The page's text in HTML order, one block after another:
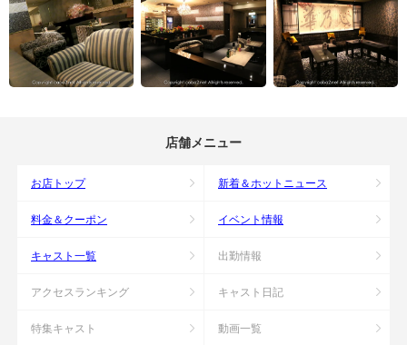
店舗メニュー
お店トップ 新着＆ホットニュース
料金＆クーポン イベント情報
キャスト一覧 出勤情報
アクセスランキング キャスト日記
特集キャスト 動画一覧